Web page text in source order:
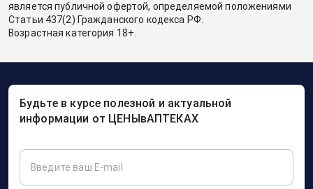
является публичной офертой, определяемой положениями
Статьи 437(2) Гражданского кодекса РФ.
Возрастная категория 18+.
Будьте в курсе полезной и актуальной
информации от ЦЕНЫвАПТЕКАХ